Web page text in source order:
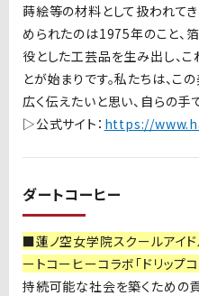
蒔絵等の材料として扱われて
められたのは1975年のこと、
役とした工芸品を生み出し、
とが始まりです。私たちは、
広く伝えたいと思い、自らの手
▷公式サイト： https://
ダートコーヒー
■蓮ノ空女学院スクールアイ
ートコーヒーコラボ「ドリップ
持続可能な社会を築くための